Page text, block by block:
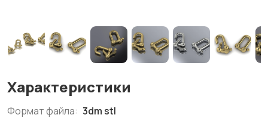
Характеристики
Формат файла: 3dm stl